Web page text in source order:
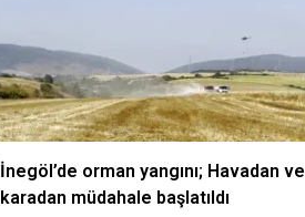
İnegöl’de orman yangını; Havadan ve
karadan müdahale başlatıldı